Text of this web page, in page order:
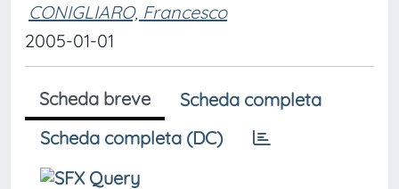
CONIGLIARO, Francesco
2005-01-01
Scheda breve
Scheda completa
Scheda completa (DC)